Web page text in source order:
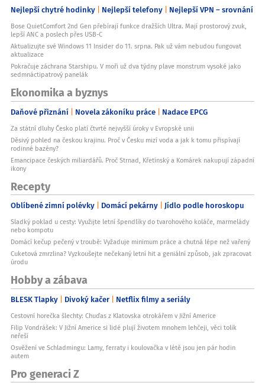
Nejlepší chytré hodinky Nejlepší telefony Nejlepší VPN – srovnání
Bose QuietComfort 2nd Gen přebírají funkce dražších Ultra. Mají prostorový zvuk,
lepší ANC a poslech přes USB-C
Aktualizujte své Windows 11 Insider do 11. srpna. Pak už vám nebudou fungovat
aktualizace
Pokračuje záchrana Starshipu. V moři už dva týdny plave monstrum vysoké jako
sedmnáctipatrový panelák
Ekonomika a byznys
Daňové přiznání Novela zákoníku práce Nadace EPCG
Za státní dluhy Česko platí čtvrté nejvyšší úroky v Evropské unii
Děsivý pohled na českou krajinu. Proč v Česku mizí voda a jak k tomu přispívají
rodinné bazény?
Emancipace českých miliardářů. Proč Strnad, Křetínský a Komárek nakupují západní
ikony
Recepty
Oblíbené zimní polévky Domácí pekárny Jídlo podle horoskopu
Sladký poklad u cesty: Využijte letní špendlíky do tvarohového koláče, marmelády
nebo kompotu
Domácí kečup pečený v troubě: Vyžaduje minimum práce a chutná lépe než vařený
Cuketová zmrzlina? Vyzkoušejte nečekaný letní hit a geniální způsob, jak zpracovat
úrodu
Hobby a zábava
BLESK Tlapky Divoký kačer Netflix filmy a seriály
Cestovní horečka šlechty: Chuďas z Klatovska otrokářem v Jižní Americe
Filip Vondrášek: V Jižní Americe si lidé plují životem mnohem lehčeji, věci tolik
neřeší
Osvěžení ve Schladmingu: Lamy, ferraty i koulovačka v létě jsou jen pár hodin
autem
Pro generaci Z